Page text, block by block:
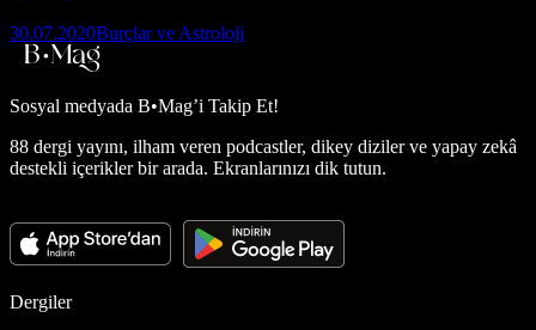
30.07.2020Burçlar ve Astroloji
Sosyal medyada B•Mag’i Takip Et!
88 dergi yayını, ilham veren podcastler, dikey diziler ve yapay zekâ
destekli içerikler bir arada. Ekranlarınızı dik tutun.
Dergiler